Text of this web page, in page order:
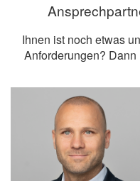
Ihnen ist noch etwas
Anforderungen?